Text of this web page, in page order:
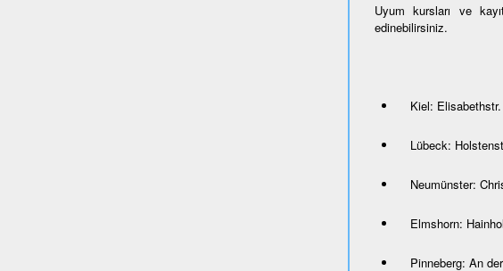
Uyum kursları ve
edinebilirsiniz.
Kiel:
Lübeck:
Neumünster:
Elmshorn:
Pinneberg: An